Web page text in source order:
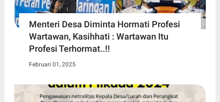
Menteri Desa Diminta Hormati Profesi
Wartawan, Kasihhati : Wartawan Itu
Profesi Terhormat..!!
Februari 01, 2025